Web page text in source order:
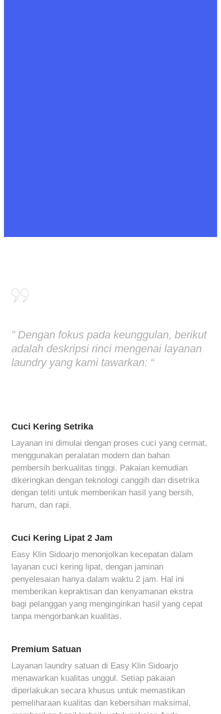
Cuci Kering Setrika
Layanan ini dimulai dengan proses cuci yang cermat,
menggunakan peralatan modern dan bahan
pembersih berkualitas tinggi. Pakaian kemudian
dikeringkan dengan teknologi canggih dan disetrika
dengan teliti untuk memberikan hasil yang bersih,
harum, dan rapi.
Cuci Kering Lipat 2 Jam
Easy Klin Sidoarjo menonjolkan kecepatan dalam
layanan cuci kering lipat, dengan jaminan
penyelesaian hanya dalam waktu 2 jam. Hal ini
memberikan kepraktisan dan kenyamanan ekstra
bagi pelanggan yang menginginkan hasil yang cepat
tanpa mengorbankan kualitas.
Premium Satuan
Layanan laundry satuan di Easy Klin Sidoarjo
menawarkan kualitas unggul. Setiap pakaian
diperlakukan secara khusus untuk memastikan
pemeliharaan kualitas dan kebersihan maksimal,
” Dengan fokus pada keunggulan, berikut
adalah deskripsi rinci mengenai layanan
laundry yang kami tawarkan: “